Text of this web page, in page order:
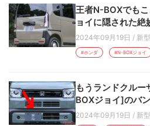
王者N-BOXでも
ョイに隠された絶
2024年09月19日 / 新
#ホンダ #N-BOXジョイ
もうランドクル
BOXジョイ]のバ
2024年09月19日 / 新